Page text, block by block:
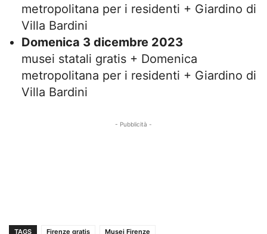
metropolitana per i residenti + Giardino di
Villa Bardini
Domenica 3 dicembre 2023
musei statali gratis + Domenica
metropolitana per i residenti + Giardino di
Villa Bardini
- Pubblicità -
TAGS Firenze gratis Musei Firenze